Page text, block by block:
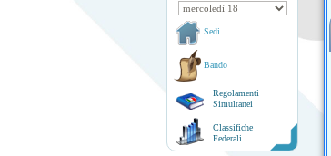
Sedi
Bando
Regolamenti
Simultanei
Classifiche
Federali